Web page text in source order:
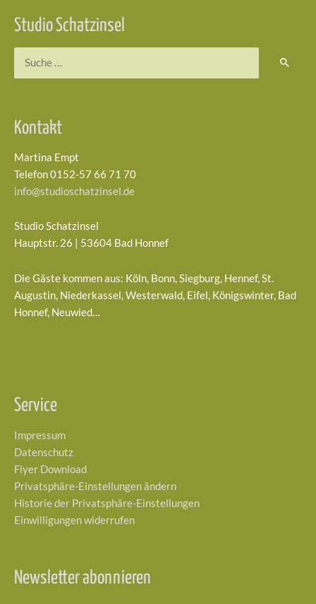
Studio Schatzinsel
Kontakt
Martina Empt
Telefon 0152-57 66 71 70
info@studioschatzinsel.de
Studio Schatzinsel
Hauptstr. 26 | 53604 Bad Honnef
Die Gäste kommen aus: Köln, Bonn, Siegburg, Hennef, St.
Augustin, Niederkassel, Westerwald, Eifel, Königswinter, Bad
Honnef, Neuwied…
Service
Impressum
Datenschutz
Flyer Download
Privatsphäre-Einstellungen ändern
Historie der Privatsphäre-Einstellungen
Einwilligungen widerrufen
Newsletter abonnieren